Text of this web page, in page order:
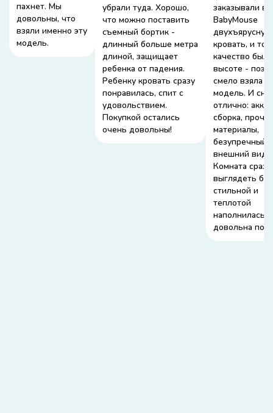
пахнет. Мы
довольны, что
взяли именно эту
модель.
убрали туда. Хорошо,
что можно поставить
съемный бортик -
длинный больше метра
длиной, защищает
ребенка от падения.
Ребенку кровать сразу
понравилась, спит с
удовольствием.
Покупкой остались
очень довольны!
заказывали в
BabyMouse
двухъярусную
кровать, и
качество
высоте -
смело взяла и
модель. И
отлично:
сборка,
материалы,
безупречный
внешний вид.
Комната сразу
выглядеть
стильной и
теплотой
наполнилась.
довольна